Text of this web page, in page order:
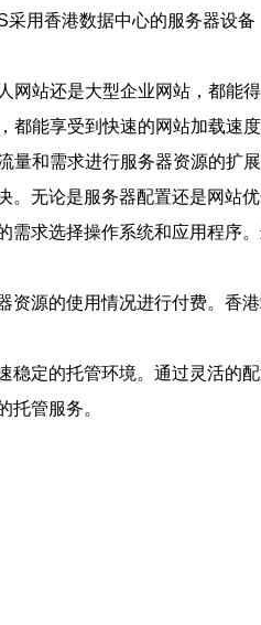
用香港数据中心的服务器设
站还是大型企业网站，都能
能享受到快速的网站加载速度
和需求进行服务器资源的扩
无论是服务器配置还是网站
求选择操作系统和应用程序
源的使用情况进行付费。香
定的托管环境。通过灵活的
管服务。